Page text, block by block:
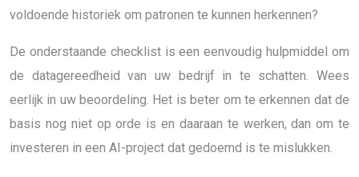
voldoende historiek om patronen te kunnen herkennen?
De onderstaande checklist is een eenvoudig hulpmiddel om
de datagereedheid van uw bedrijf in te schatten. Wees
eerlijk in uw beoordeling. Het is beter om te erkennen dat de
basis nog niet op orde is en daaraan te werken, dan om te
investeren in een AI-project dat gedoemd is te mislukken.